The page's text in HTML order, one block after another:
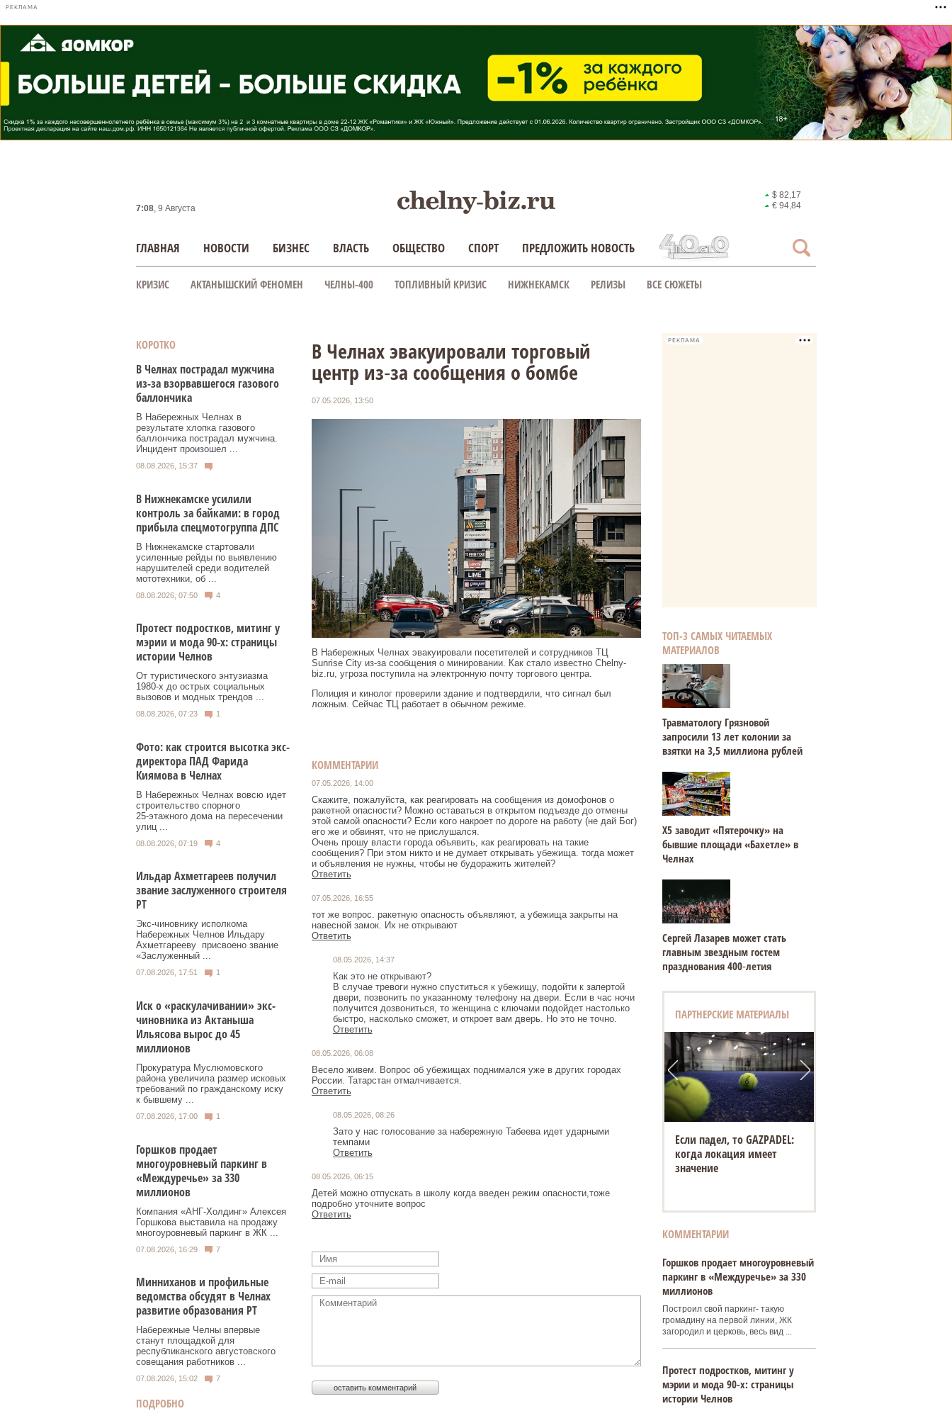
РЕКЛАМА
7:08, 9 Августа
$ 82,17
€ 94,84
ГЛАВНАЯ НОВОСТИ БИЗНЕС ВЛАСТЬ ОБЩЕСТВО СПОРТ ПРЕДЛОЖИТЬ НОВОСТЬ
КРИЗИС АКТАНЫШСКИЙ ФЕНОМЕН ЧЕЛНЫ-400 ТОПЛИВНЫЙ КРИЗИС НИЖНЕКАМСК РЕЛИЗЫ ВСЕ СЮЖЕТЫ
КОРОТКО
В Челнах пострадал мужчина
из-за взорвавшегося газового
баллончика
В Набережных Челнах в
результате хлопка газового
баллончика пострадал мужчина.
Инцидент произошел ...
08.08.2026, 15:37
В Нижнекамске усилили
контроль за байками: в город
прибыла спецмотогруппа ДПС
В Нижнекамске стартовали
усиленные рейды по выявлению
нарушителей среди водителей
мототехники, об ...
08.08.2026, 07:50 4
Протест подростков, митинг у
мэрии и мода 90-х: страницы
истории Челнов
От туристического энтузиазма
1980‑х до острых социальных
вызовов и модных трендов ...
08.08.2026, 07:23 1
Фото: как строится высотка экс-
директора ПАД Фарида
Киямова в Челнах
В Набережных Челнах вовсю идет
строительство спорного
25‑этажного дома на пересечении
улиц ...
08.08.2026, 07:19 4
Ильдар Ахметгареев получил
звание заслуженного строителя
РТ
Экс‑чиновнику исполкома
Набережных Челнов Ильдару
Ахметгарееву присвоено звание
«Заслуженный ...
07.08.2026, 17:51 1
Иск о «раскулачивании» экс-
чиновника из Актаныша
Ильясова вырос до 45
миллионов
Прокуратура Муслюмовского
района увеличила размер исковых
требований по гражданскому иску
к бывшему ...
07.08.2026, 17:00 1
Горшков продает
многоуровневый паркинг в
«Междуречье» за 330
миллионов
Компания «АНГ-Холдинг» Алексея
Горшкова выставила на продажу
многоуровневый паркинг в ЖК ...
07.08.2026, 16:29 7
Минниханов и профильные
ведомства обсудят в Челнах
развитие образования РТ
Набережные Челны впервые
станут площадкой для
республиканского августовского
совещания работников ...
07.08.2026, 15:02 7
ПОДРОБНО
В Челнах эвакуировали торговый
центр из‑за сообщения о бомбе
07.05.2026, 13:50
В Набережных Челнах эвакуировали посетителей и сотрудников ТЦ
Sunrise City из‑за сообщения о минировании. Как стало известно Chelny-
biz.ru, угроза поступила на электронную почту торгового центра.
Полиция и кинолог проверили здание и подтвердили, что сигнал был
ложным. Сейчас ТЦ работает в обычном режиме.
КОММЕНТАРИИ
07.05.2026, 14:00
Скажите, пожалуйста, как реагировать на сообщения из домофонов о
ракетной опасности? Можно оставаться в открытом подъезде до отмены
этой самой опасности? Если кого накроет по дороге на работу (не дай Бог)
его же и обвинят, что не прислушался.
Очень прошу власти города объявить, как реагировать на такие
сообщения? При этом никто и не думает открывать убежища. тогда может
и объявления не нужны, чтобы не будоражить жителей?
Ответить
07.05.2026, 16:55
тот же вопрос. ракетную опасность объявляют, а убежища закрыты на
навесной замок. Их не открывают
Ответить
08.05.2026, 14:37
Как это не открывают?
В случае тревоги нужно спуститься к убежищу, подойти к запертой
двери, позвонить по указанному телефону на двери. Если в час ночи
получится дозвониться, то женщина с ключами подойдет настолько
быстро, насколько сможет, и откроет вам дверь. Но это не точно.
Ответить
08.05.2026, 06:08
Весело живем. Вопрос об убежищах поднимался уже в других городах
России. Татарстан отмалчивается.
Ответить
08.05.2026, 08:26
Зато у нас голосование за набережную Табеева идет ударными
темпами
Ответить
08.05.2026, 06:15
Детей можно отпускать в школу когда введен режим опасности,тоже
подробно уточните вопрос
Ответить
РЕКЛАМА
ТОП-3 САМЫХ ЧИТАЕМЫХ
МАТЕРИАЛОВ
Травматологу Грязновой
запросили 13 лет колонии за
взятки на 3,5 миллиона рублей
Х5 заводит «Пятерочку» на
бывшие площади «Бахетле» в
Челнах
Сергей Лазарев может стать
главным звездным гостем
празднования 400‑летия
ПАРТНЕРСКИЕ МАТЕРИАЛЫ
Если падел, то GAZPADEL:
когда локация имеет
значение
КОММЕНТАРИИ
Горшков продает многоуровневый
паркинг в «Междуречье» за 330
миллионов
Построил свой паркинг- такую
громадину на первой линии, ЖК
загородил и церковь, весь вид ...
Протест подростков, митинг у
мэрии и мода 90-х: страницы
истории Челнов